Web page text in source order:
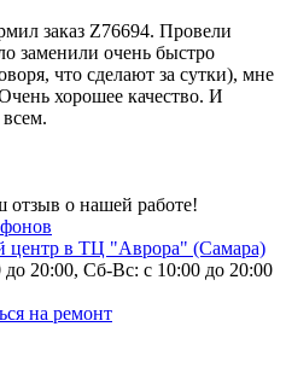
заказ Z76694. Провели
заменили очень быстро
что сделают за сутки), мне
хорошее качество. И
о нашей работе!
центр в ТЦ "Аврора" (Самара)
20:00, Сб-Вс: с 10:00 до 20:00
на ремонт